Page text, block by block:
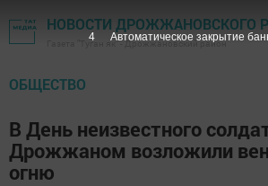
НОВОСТИ ДРОЖЖАНОВСКОГО
Газета "Туган як" - Дрожжановский район
ОБЩЕСТВО
В День неизвестного
Дрожжаном возложили
огню
3 Автоматическое закрытие